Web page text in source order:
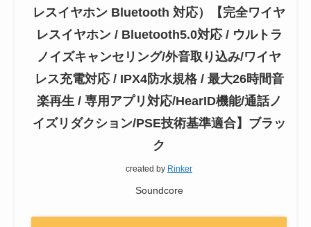
レスイヤホン Bluetooth 対応）【完全ワイヤ
レスイヤホン / Bluetooth5.0対応 / ウルトラ
ノイズキャンセリング/外音取り込み/ワイヤ
レス充電対応 / IPX4防水規格 / 最大26時間音
楽再生 / 専用アプリ対応/HearID機能/通話ノ
イズリダクション/PSE技術基準適合】ブラッ
ク
created by Rinker
Soundcore